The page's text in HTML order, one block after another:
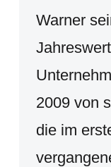
Warner
2009 von
die im